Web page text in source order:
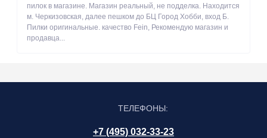
пилок в магазине. Магазин реальный, не подделка. Находится
м. Черкизовская, далее пешком до БЦ Город Хобби, вход Б.
Пилки оригинальные. качество Fein, Рекомендую магазин и
продавца...
ТЕЛЕФОНЫ:
+7 (495) 032-33-23